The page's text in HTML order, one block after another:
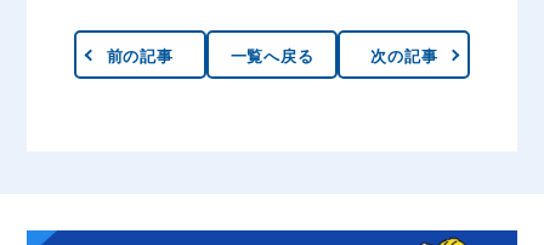
前の記事 一覧へ戻る 次の記事